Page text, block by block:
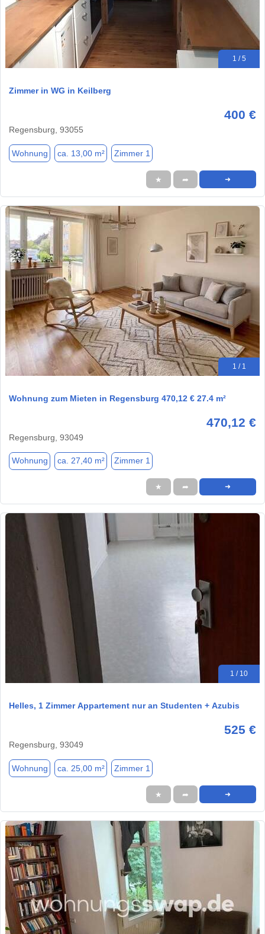
1 / 5
Zimmer in WG in Keilberg
400 €
Regensburg, 93055
Wohnung ca. 13,00 m² Zimmer 1
★ ➦ ➜
1 / 1
Wohnung zum Mieten in Regensburg 470,12 € 27.4 m²
470,12 €
Regensburg, 93049
Wohnung ca. 27,40 m² Zimmer 1
★ ➦ ➜
1 / 10
Helles, 1 Zimmer Appartement nur an Studenten + Azubis
525 €
Regensburg, 93049
Wohnung ca. 25,00 m² Zimmer 1
★ ➦ ➜